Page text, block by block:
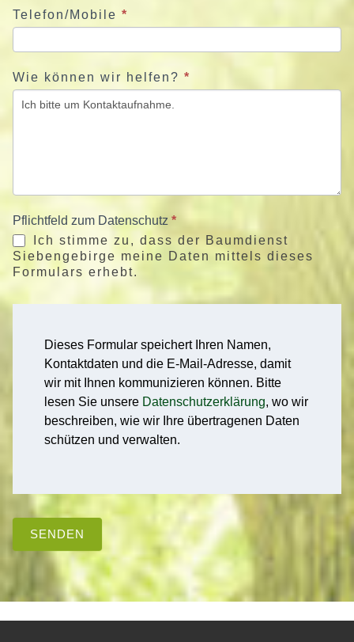
Telefon/Mobile *
Wie können wir helfen? *
Pflichtfeld zum Datenschutz *
Ich stimme zu, dass der Baumdienst
Siebengebirge meine Daten mittels dieses
Formulars erhebt.
Dieses Formular speichert Ihren Namen,
Kontaktdaten und die E-Mail-Adresse, damit
wir mit Ihnen kommunizieren können. Bitte
lesen Sie unsere Datenschutzerklärung, wo wir
beschreiben, wie wir Ihre übertragenen Daten
schützen und verwalten.
SENDEN